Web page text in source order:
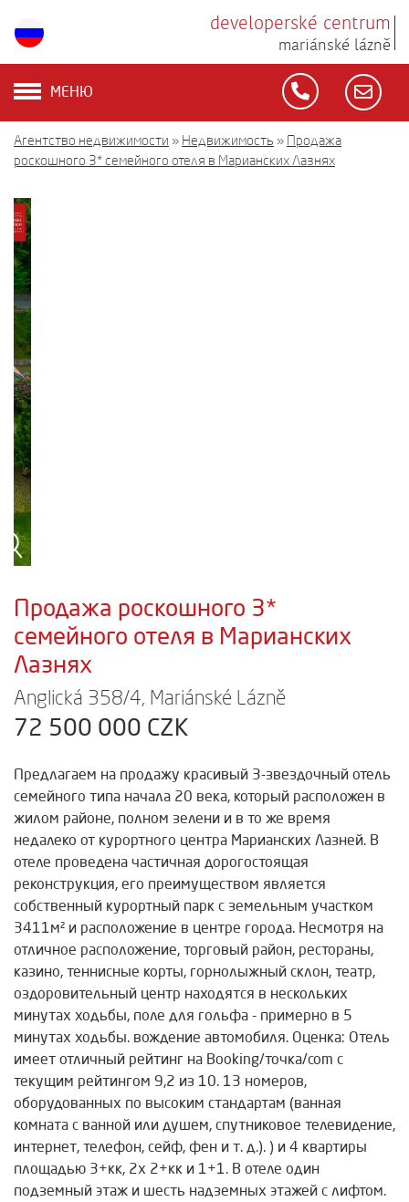
developerské centrum
mariánské lázně
МЕНЮ
Агентство недвижимости » Недвижимость » Продажа
роскошного 3* семейного отеля в Марианских Лазнях
Продажа роскошного 3*
семейного отеля в Марианских
Лазнях
Anglická 358/4, Mariánské Lázně
72 500 000 CZK
Предлагаем на продажу красивый 3-звездочный отель
семейного типа начала 20 века, который расположен в
жилом районе, полном зелени и в то же время
недалеко от курортного центра Марианских Лазней. В
отеле проведена частичная дорогостоящая
реконструкция, его преимуществом является
собственный курортный парк с земельным участком
3411м² и расположение в центре города. Несмотря на
отличное расположение, торговый район, рестораны,
казино, теннисные корты, горнолыжный склон, театр,
оздоровительный центр находятся в нескольких
минутах ходьбы, поле для гольфа - примерно в 5
минутах ходьбы. вождение автомобиля. Оценка: Отель
имеет отличный рейтинг на Booking/точка/com с
текущим рейтингом 9,2 из 10. 13 номеров,
оборудованных по высоким стандартам (ванная
комната с ванной или душем, спутниковое телевидение,
интернет, телефон, сейф, фен и т. д.). ) и 4 квартиры
площадью 3+кк, 2х 2+кк и 1+1. В отеле один
подземный этаж и шесть надземных этажей с лифтом.